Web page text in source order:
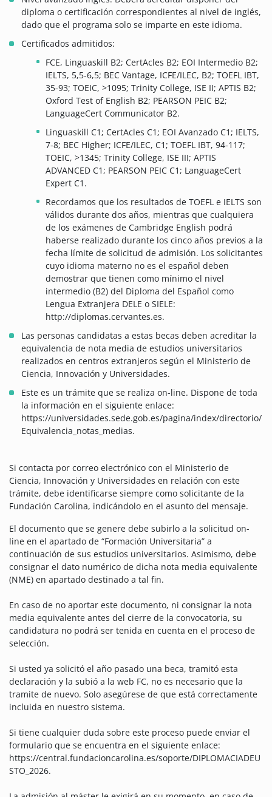
diploma o certificación correspondientes al nivel de inglés,
dado que el programa solo se imparte en este idioma.
Certificados admitidos:
FCE, Linguaskill B2; CertAcles B2; EOI Intermedio B2;
IELTS, 5,5-6,5; BEC Vantage, ICFE/ILEC, B2; TOEFL IBT,
35-93; TOEIC, >1095; Trinity College, ISE II; APTIS B2;
Oxford Test of English B2; PEARSON PEIC B2;
LanguageCert Communicator B2.
Linguaskill C1; CertAcles C1; EOI Avanzado C1; IELTS,
7-8; BEC Higher; ICFE/ILEC, C1; TOEFL IBT, 94-117;
TOEIC, >1345; Trinity College, ISE III; APTIS
ADVANCED C1; PEARSON PEIC C1; LanguageCert
Expert C1.
Recordamos que los resultados de TOEFL e IELTS son
válidos durante dos años, mientras que cualquiera
de los exámenes de Cambridge English podrá
haberse realizado durante los cinco años previos a la
fecha límite de solicitud de admisión. Los solicitantes
cuyo idioma materno no es el español deben
demostrar que tienen como mínimo el nivel
intermedio (B2) del Diploma del Español como
Lengua Extranjera DELE o SIELE:
http://diplomas.cervantes.es.
Las personas candidatas a estas becas deben acreditar la
equivalencia de nota media de estudios universitarios
realizados en centros extranjeros según el Ministerio de
Ciencia, Innovación y Universidades.
Este es un trámite que se realiza on-line. Dispone de toda
la información en el siguiente enlace:
https://universidades.sede.gob.es/pagina/index/directorio/
Equivalencia_notas_medias.
Si contacta por correo electrónico con el Ministerio de
Ciencia, Innovación y Universidades en relación con este
trámite, debe identificarse siempre como solicitante de la
Fundación Carolina, indicándolo en el asunto del mensaje.
El documento que se genere debe subirlo a la solicitud on-
line en el apartado de “Formación Universitaria” a
continuación de sus estudios universitarios. Asimismo, debe
consignar el dato numérico de dicha nota media equivalente
(NME) en apartado destinado a tal fin.
En caso de no aportar este documento, ni consignar la nota
media equivalente antes del cierre de la convocatoria, su
candidatura no podrá ser tenida en cuenta en el proceso de
selección.
Si usted ya solicitó el año pasado una beca, tramitó esta
declaración y la subió a la web FC, no es necesario que la
tramite de nuevo. Solo asegúrese de que está correctamente
incluida en nuestro sistema.
Si tiene cualquier duda sobre este proceso puede enviar el
formulario que se encuentra en el siguiente enlace:
https://central.fundacioncarolina.es/soporte/DIPLOMACIADEU
STO_2026.